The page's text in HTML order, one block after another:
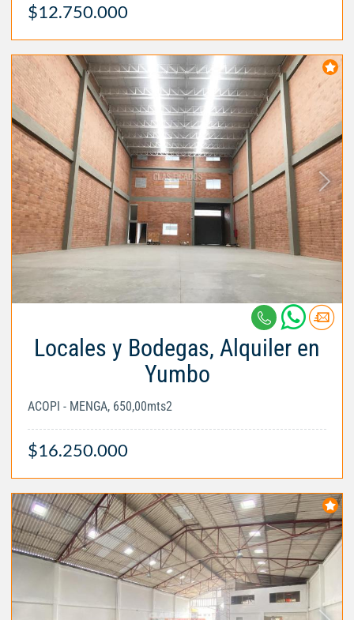
$12.750.000
Locales y Bodegas, Alquiler en
Yumbo
ACOPI - MENGA, 650,00mts2
$16.250.000